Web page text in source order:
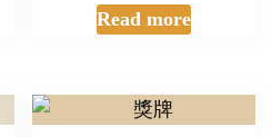
Read more